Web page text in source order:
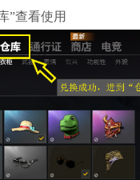
”查看使用